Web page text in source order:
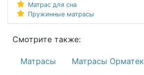
Матрас для сна
Пружинные матрасы
Смотрите также:
Матрасы
Матрасы Орматек